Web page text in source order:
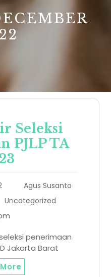
Seleksi
PJLP TA
Agus Susanto
Uncategorized
penerimaan
Jakarta Barat